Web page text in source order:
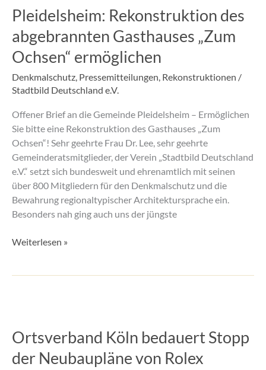
Pleidelsheim: Rekonstruktion des
abgebrannten Gasthauses „Zum
Ochsen“ ermöglichen
Denkmalschutz, Pressemitteilungen, Rekonstruktionen /
Stadtbild Deutschland e.V.
Offener Brief an die Gemeinde Pleidelsheim – Ermöglichen
Sie bitte eine Rekonstruktion des Gasthauses „Zum
Ochsen“! Sehr geehrte Frau Dr. Lee, sehr geehrte
Gemeinderatsmitglieder, der Verein „Stadtbild Deutschland
e.V.“ setzt sich bundesweit und ehrenamtlich mit seinen
über 800 Mitgliedern für den Denkmalschutz und die
Bewahrung regionaltypischer Architektursprache ein.
Besonders nah ging auch uns der jüngste
des
Gasthauses
„Zum
ermöglichen
Weiterlesen »
Ortsverband Köln bedauert Stopp
der Neubaupläne von Rolex
bedauert
der